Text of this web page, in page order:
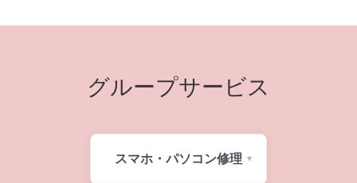
グループサービス
スマホ・パソコン修理